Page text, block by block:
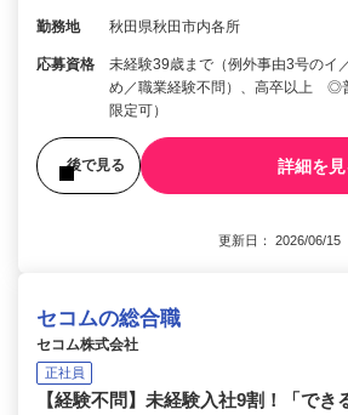
勤務地 秋田県秋田市内各所
応募資格
未経験39歳まで（例外事由3号のイ
め／職業経験不問）、高卒以上 ◎
限定可）
後で見る 詳細を見
更新日： 2026/06/
セコムの総合職
セコム株式会社
正社員
【経験不問】未経験入社9割！「でき